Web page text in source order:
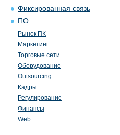
Фиксированная связь
ПО
Рынок ПК
Маркетинг
Торговые сети
Оборудование
Outsourcing
Кадры
Регулирование
Финансы
Web